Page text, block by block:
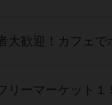
リーマーケット１